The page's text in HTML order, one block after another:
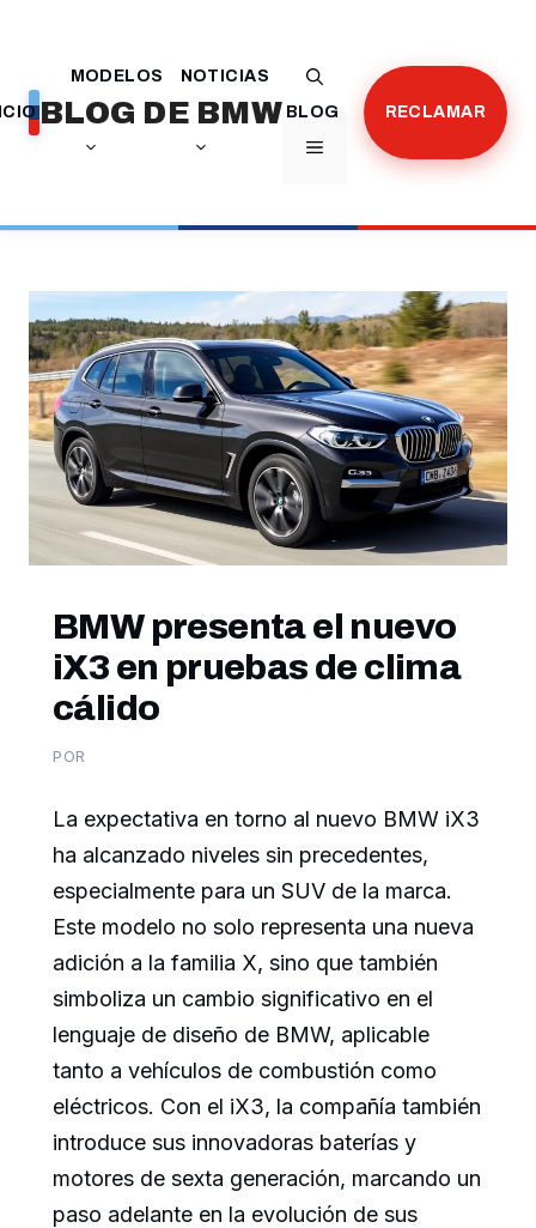
contenido
BLOG DE BMW
MENÚ
MODELOS
NOTICIAS
BLOG
RECLAMAR
BMW presenta el nuevo
iX3 en pruebas de clima
cálido
POR
La expectativa en torno al nuevo BMW iX3
ha alcanzado niveles sin precedentes,
especialmente para un SUV de la marca.
Este modelo no solo representa una nueva
adición a la familia X, sino que también
simboliza un cambio significativo en el
lenguaje de diseño de BMW, aplicable
tanto a vehículos de combustión como
eléctricos. Con el iX3, la compañía también
introduce sus innovadoras baterías y
motores de sexta generación, marcando un
paso adelante en la evolución de sus